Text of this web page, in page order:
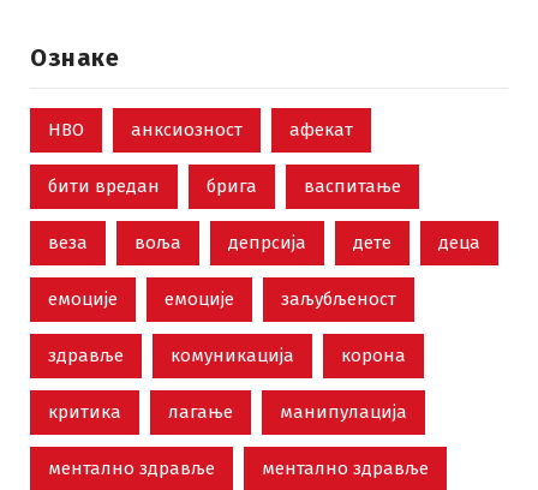
Ознаке
НВО анксиозност афекат
бити вредан брига васпитање
веза воља депрсија дете деца
емоције емоције заљубљеност
здравље комуникација корона
критика лагање манипулација
ментално здравље ментално здравље